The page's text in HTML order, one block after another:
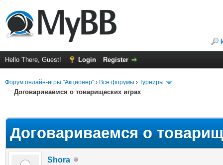
Hello There, Guest! Login Register
Форум онлайн-игры "Акционер" › Все форумы › Турниры
Договариваемся о товарищеских играх
Договариваемся о
Shora